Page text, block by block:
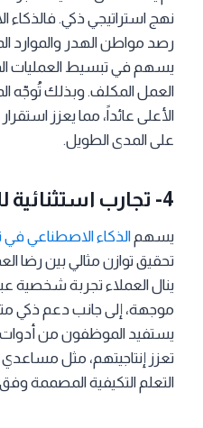
نهج استراتيجي ذكي.
رصد مواطن الهدر والموارد
يسهم في تبسيط العمليات
العمل المكلف. وبذلك تُوجّه
الأعلى عائداً، مما يعزز
على المدى الطويل.
4- تجارب استثنائية للعملاء والموظفين
يسهم الذكاء الاصطناعي
تحقيق توازن مثالي بين رضا
ينال العملاء تجربة شخصية
موجهة، إلى جانب دعم ذكي
يستفيد الموظفون من
تعزز إنتاجيتهم، مثل
التعلم التكيفية المصممة وفق